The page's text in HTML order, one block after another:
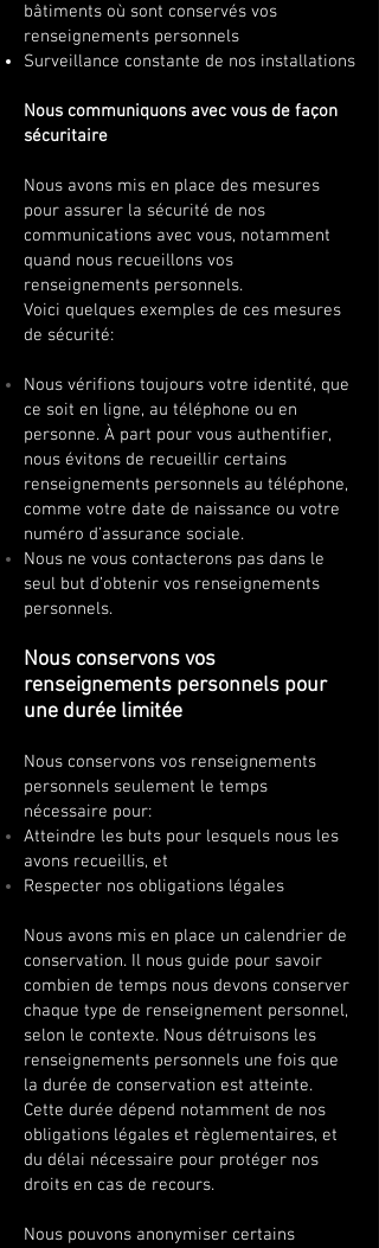
bâtiments où sont conservés vos
renseignements personnels
Surveillance constante de nos installations
Nous communiquons avec vous de façon
sécuritaire
Nous avons mis en place des mesures
pour assurer la sécurité de nos
communications avec vous, notamment
quand nous recueillons vos
renseignements personnels.
Voici quelques exemples de ces mesures
de sécurité:
Nous vérifions toujours votre identité, que
ce soit en ligne, au téléphone ou en
personne. À part pour vous authentifier,
nous évitons de recueillir certains
renseignements personnels au téléphone,
comme votre date de naissance ou votre
numéro d’assurance sociale.
Nous ne vous contacterons pas dans le
seul but d’obtenir vos renseignements
personnels.
Nous conservons vos
renseignements personnels pour
une durée limitée
Nous conservons vos renseignements
personnels seulement le temps
nécessaire pour:
Atteindre les buts pour lesquels nous les
avons recueillis, et
Respecter nos obligations légales
Nous avons mis en place un calendrier de
conservation. Il nous guide pour savoir
combien de temps nous devons conserver
chaque type de renseignement personnel,
selon le contexte. Nous détruisons les
renseignements personnels une fois que
la durée de conservation est atteinte.
Cette durée dépend notamment de nos
obligations légales et règlementaires, et
du délai nécessaire pour protéger nos
droits en cas de recours.
Nous pouvons anonymiser certains